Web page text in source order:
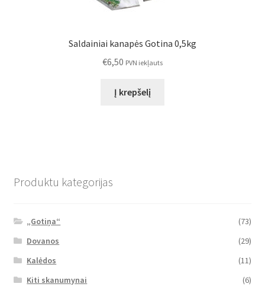
Saldainiai kanapės Gotina 0,5kg
€6,50 PVN iekļauts
Į krepšelį
Produktu kategorijas
„Gotiņa“
(73)
Dovanos
(29)
Kalėdos
(11)
Kiti skanumynai
(6)